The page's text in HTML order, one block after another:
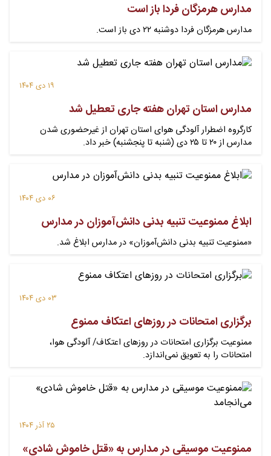
مدارس هرمزگان فردا باز است
مدارس هرمزگان فردا دوشنبه ۲۲ دی باز است.
۱۹ دی ۱۴۰۴
مدارس استان تهران هفته جاری تعطیل شد
کارگروه اضطرار آلودگی هوای استان تهران از غیرحضوری شدن
مدارس از ۲۰ تا ۲۵ دی (شنبه تا پنجشنبه) خبر داد.
۰۶ دی ۱۴۰۴
ابلاغ ممنوعیت تنبیه بدنی دانش‌آموزان در مدارس
«ممنوعیت تنبیه بدنی دانش‌آموزان» در مدارس ابلاغ شد.
۰۳ دی ۱۴۰۴
برگزاری امتحانات در روزهای اعتکاف ممنوع
ممنوعیت برگزاری امتحانات در روزهای اعتکاف/ آلودگی هوا،
امتحانات را به تعویق نمی‌اندازد.
۲۵ آذر ۱۴۰۴
ممنوعیت موسیقی در مدارس به «قتل خاموش شادی»